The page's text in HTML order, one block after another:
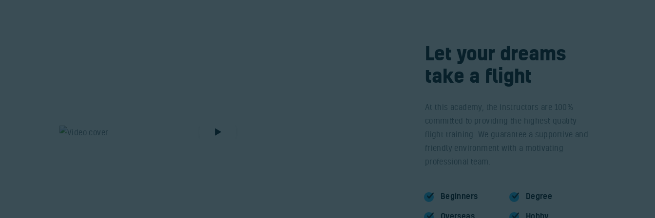
Let your dreams
take a flight
At this academy, the instructors are 100%
committed to providing the highest quality
flight training. We guarantee a supportive and
friendly environment with a motivating
professional team.
Beginners
Overseas
Degree
Hobby